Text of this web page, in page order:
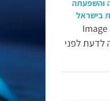
והשפעתה
בישראל
לדעת לפני